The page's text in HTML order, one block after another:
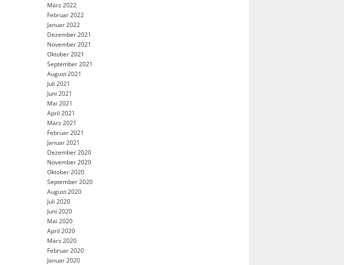
März 2022
Februar 2022
Januar 2022
Dezember 2021
November 2021
Oktober 2021
September 2021
August 2021
Juli 2021
Juni 2021
Mai 2021
April 2021
März 2021
Februar 2021
Januar 2021
Dezember 2020
November 2020
Oktober 2020
September 2020
August 2020
Juli 2020
Juni 2020
Mai 2020
April 2020
März 2020
Februar 2020
Januar 2020